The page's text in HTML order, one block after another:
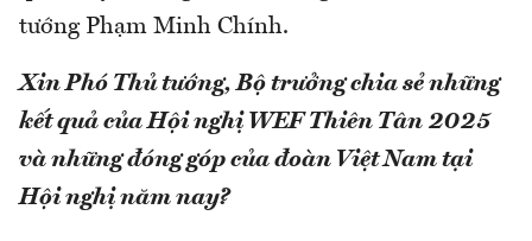
tướng Phạm Minh Chính.
Xin Phó Thủ tướng, Bộ trưởng chia sẻ những
kết quả của Hội nghị WEF Thiên Tân 2025
và những đóng góp của đoàn Việt Nam tại
Hội nghị năm nay?